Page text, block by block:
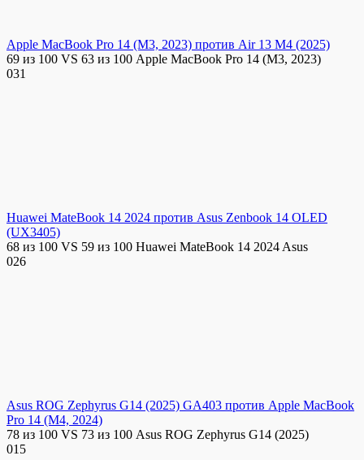
Apple MacBook Pro 14 (M3, 2023) против Air 13 M4 (2025)
69 из 100 VS 63 из 100 Apple MacBook Pro 14 (M3, 2023)
031
Huawei MateBook 14 2024 против Asus Zenbook 14 OLED
(UX3405)
68 из 100 VS 59 из 100 Huawei MateBook 14 2024 Asus
026
Asus ROG Zephyrus G14 (2025) GA403 против Apple MacBook
Pro 14 (M4, 2024)
78 из 100 VS 73 из 100 Asus ROG Zephyrus G14 (2025)
015